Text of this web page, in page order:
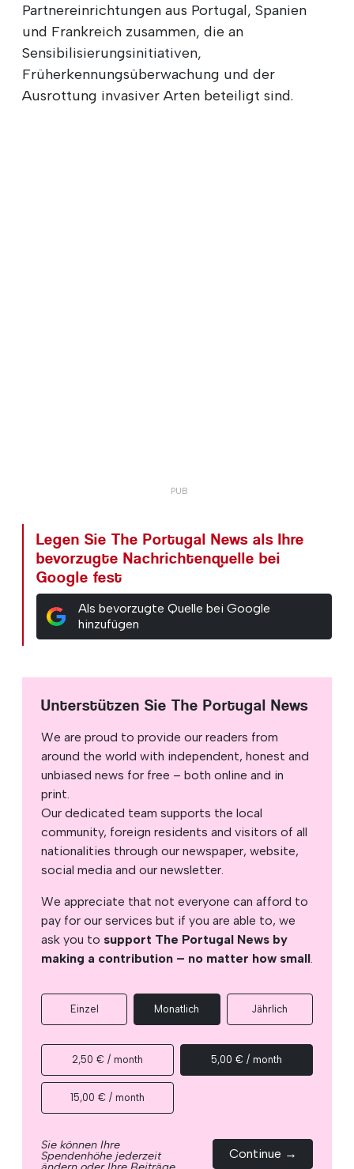
Partnereinrichtungen aus Portugal, Spanien
und Frankreich zusammen, die an
Sensibilisierungsinitiativen,
Früherkennungsüberwachung und der
Ausrottung invasiver Arten beteiligt sind.
Legen Sie The Portugal News als Ihre
bevorzugte Nachrichtenquelle bei
Google fest
Als bevorzugte Quelle bei Google
hinzufügen
Unterstützen Sie The Portugal News
We are proud to provide our readers from
around the world with independent, honest and
unbiased news for free – both online and in
print.
Our dedicated team supports the local
community, foreign residents and visitors of all
nationalities through our newspaper, website,
social media and our newsletter.
We appreciate that not everyone can afford to
pay for our services but if you are able to, we
ask you to support The Portugal News by
making a contribution – no matter how small.
Einzel Monatlich Jährlich
2,50 € / month 5,00 € / month
15,00 € / month
Sie können Ihre
Spendenhöhe jederzeit Continue →